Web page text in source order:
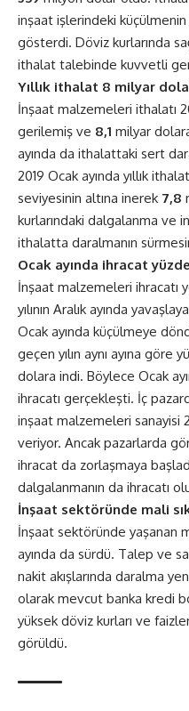
inşaat işlerindeki
gösterdi. Döviz kurlarında
ithalat talebinde kuvvetli
Yıllık ithalat 8 milyar
İnşaat malzemeleri ithalatı
gerilemiş ve 8,1 milyar
ayında da ithalattaki sert
2019 Ocak ayında yıllık
seviyesinin altına inerek 7,8
kurlarındaki dalgalanma ve
ithalatta daralmanın
Ocak ayında ihracat
İnşaat malzemeleri ihracatı
yılının Aralık ayında
Ocak ayında küçülmeye
geçen yılın aynı ayına göre
dolara indi. Böylece Ocak
ihracatı gerçekleşti. İç
inşaat malzemeleri sanayisi
veriyor. Ancak pazarlarda
ihracat da zorlaşmaya
dalgalanmanın da ihracatı
İnşaat sektöründe mali
İnşaat sektöründe yaşanan
ayında da sürdü. Talep ve
nakit akışlarında daralma
olarak mevcut banka kredi
yüksek döviz kurları ve
görüldü.